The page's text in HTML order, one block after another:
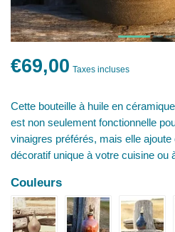
€69,00 Taxes incluses
Cette bouteille à huile en
est non seulement fonctionnelle
vinaigres préférés, mais elle
décoratif unique à votre cuisine ou
Couleurs